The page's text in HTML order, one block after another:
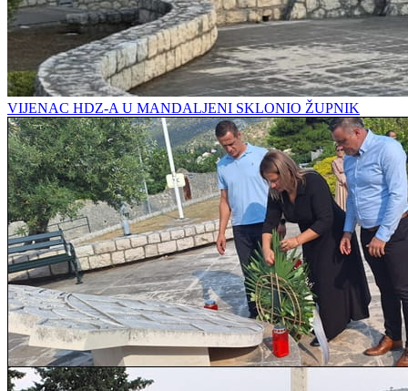
VIJENAC HDZ-A U MANDALJENI SKLONIO ŽUPNIK